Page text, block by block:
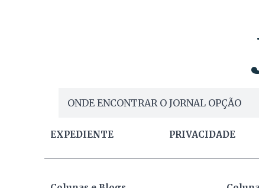
ONDE ENCONTRAR O JORNAL OPÇÃO
EXPEDIENTE PRIVACIDADE